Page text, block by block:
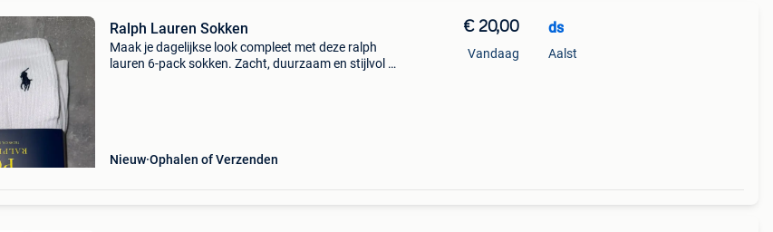
Ralph Lauren Sokken
Maak je dagelijkse look compleet met deze ralph
lauren 6-pack sokken. Zacht, duurzaam en stijlvol –
Nieuw Ophalen of Verzenden
€ 20,00
Vandaag
ds
Aalst